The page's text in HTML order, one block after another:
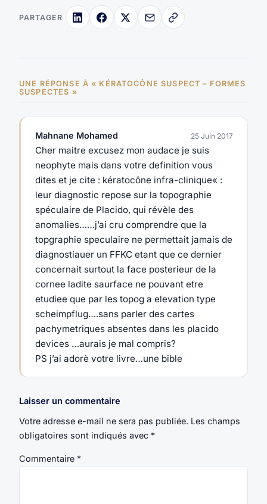
PARTAGER
UNE RÉPONSE À « KÉRATOCÔNE SUSPECT – FORMES
SUSPECTES »
Mahnane Mohamed 25 Juin 2017
Cher maitre excusez mon audace je suis
neophyte mais dans votre definition vous
dites et je cite : kératocône infra-clinique« :
leur diagnostic repose sur la topographie
spéculaire de Placido, qui révèle des
anomalies……j’ai cru comprendre que la
topgraphie speculaire ne permettait jamais de
diagnostiauer un FFKC etant que ce dernier
concernait surtout la face posterieur de la
cornee ladite saurface ne pouvant etre
etudiee que par les topog a elevation type
scheimpflug….sans parler des cartes
pachymetriques absentes dans les placido
devices …aurais je mal compris?
PS j’ai adorè votre livre…une bible
Laisser un commentaire
Votre adresse e-mail ne sera pas publiée. Les champs
obligatoires sont indiqués avec *
Commentaire *